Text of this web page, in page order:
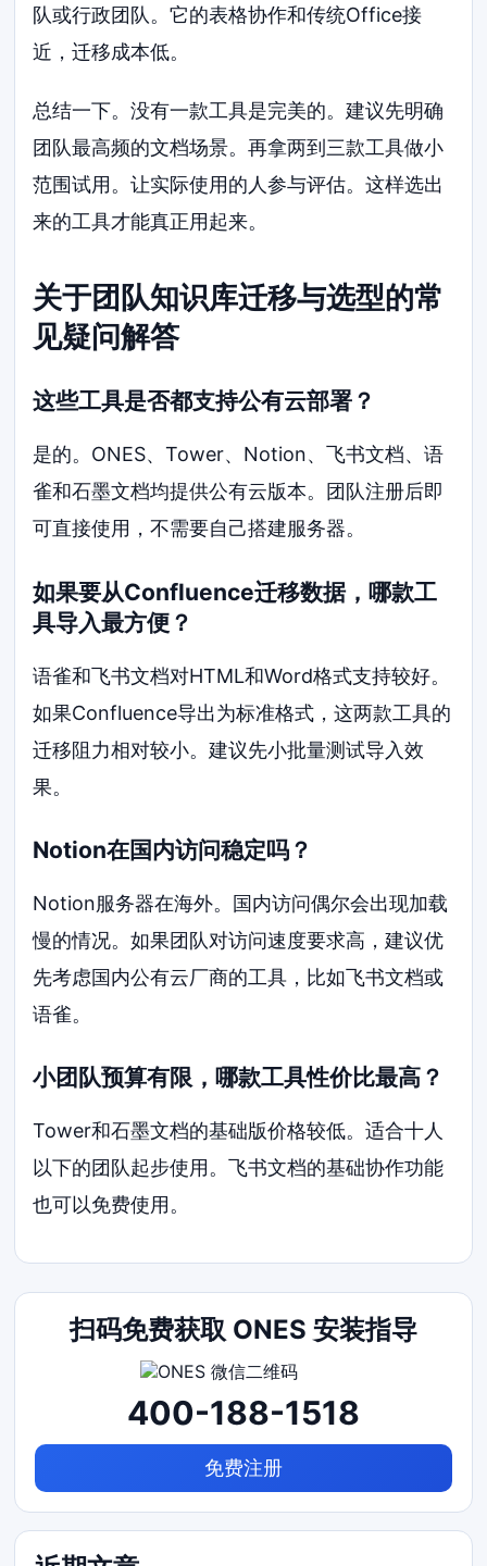
队或行政团队。它的表格协作和传统Office接
近，迁移成本低。
总结一下。没有一款工具是完美的。建议先明确
团队最高频的文档场景。再拿两到三款工具做小
范围试用。让实际使用的人参与评估。这样选出
来的工具才能真正用起来。
关于团队知识库迁移与选型的常
见疑问解答
这些工具是否都支持公有云部署？
是的。ONES、Tower、Notion、飞书文档、语
雀和石墨文档均提供公有云版本。团队注册后即
可直接使用，不需要自己搭建服务器。
如果要从Confluence迁移数据，哪款工
具导入最方便？
语雀和飞书文档对HTML和Word格式支持较好。
如果Confluence导出为标准格式，这两款工具的
迁移阻力相对较小。建议先小批量测试导入效
果。
Notion在国内访问稳定吗？
Notion服务器在海外。国内访问偶尔会出现加载
慢的情况。如果团队对访问速度要求高，建议优
先考虑国内公有云厂商的工具，比如飞书文档或
语雀。
小团队预算有限，哪款工具性价比最高？
Tower和石墨文档的基础版价格较低。适合十人
以下的团队起步使用。飞书文档的基础协作功能
也可以免费使用。
扫码免费获取 ONES 安装指导
400-188-1518
免费注册